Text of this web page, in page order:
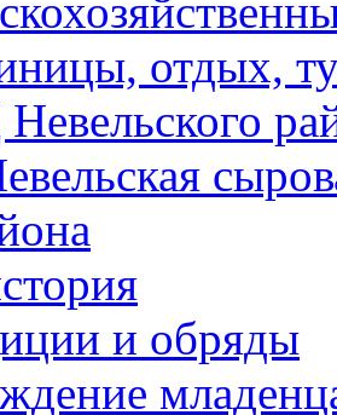
отдых,
и обряды